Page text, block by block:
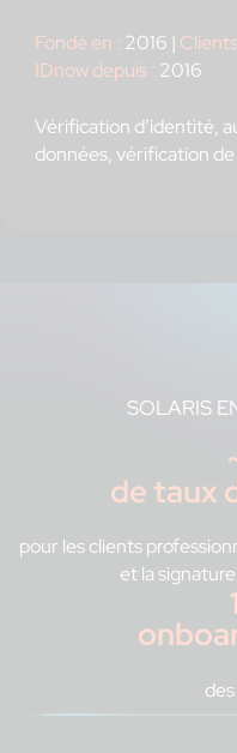
Fondé en : 2016 | Clients
IDnow depuis : 2016
Vérification d’identité,
données, vérification
SOLARIS
de taux
pour les clients
et la